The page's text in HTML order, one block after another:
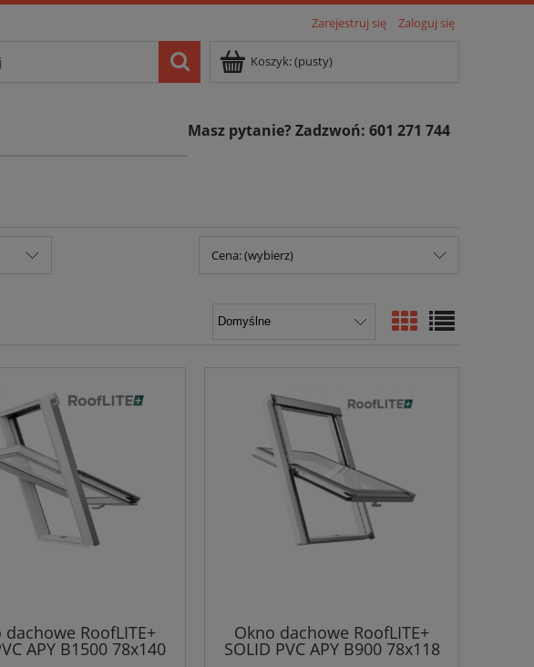
Zarejestruj się Zaloguj się
Koszyk:(pusty)
Masz pytanie? Zadzwoń: 601 271 744
Cena: (wybierz)
dachowe RoofLITE+
APY B1500 78x140
Okno dachowe RoofLITE+
SOLID PVC APY B900 78x118